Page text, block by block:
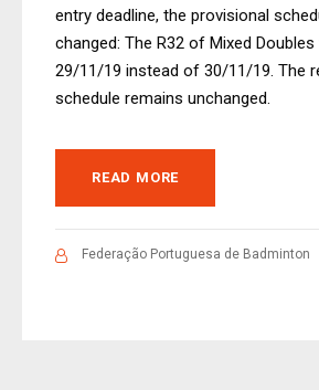
entry deadline, the provisional
changed: The R32 of Mixed
29/11/19 instead of 30/11/19. The
schedule remains unchanged.
READ MORE
Federação Portuguesa de Badminton